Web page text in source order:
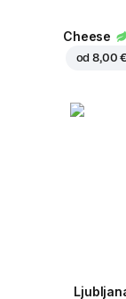
Cheese
od8,00